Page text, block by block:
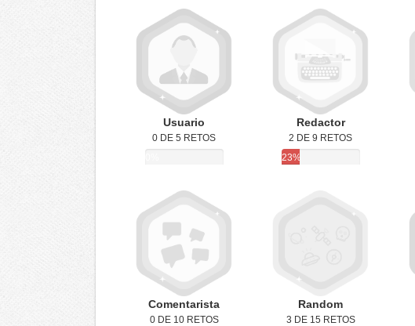
Usuario
0 DE 5 RETOS
Redactor
2 DE 9 RETOS
23%
Comentarista
0 DE 10 RETOS
Random
3 DE 15 RETOS